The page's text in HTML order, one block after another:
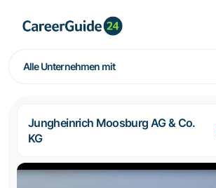
Alle Unternehmen mit
Jungheinrich Moosburg AG & Co.
KG